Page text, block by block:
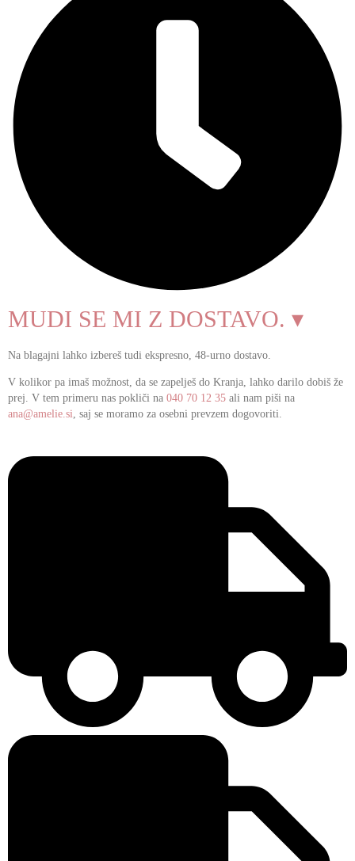
MUDI SE MI Z DOSTAVO. ▾
Na blagajni lahko izbereš tudi ekspresno, 48-urno dostavo.
V kolikor pa imaš možnost, da se zapelješ do Kranja, lahko darilo dobiš že
prej. V tem primeru nas pokliči na 040 70 12 35 ali nam piši na
ana@amelie.si, saj se moramo za osebni prevzem dogovoriti.